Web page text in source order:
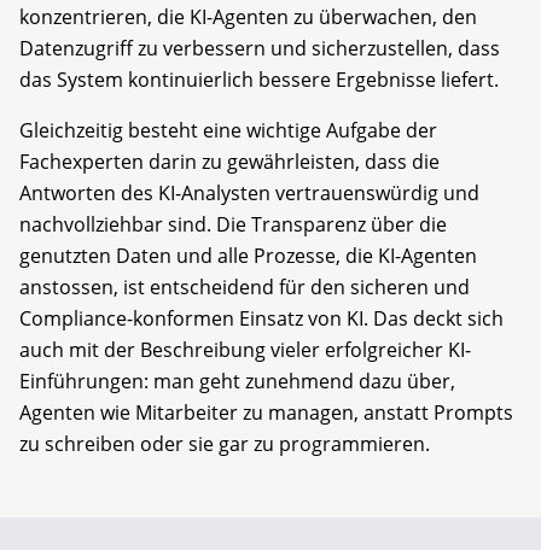
konzentrieren, die KI-Agenten zu überwachen, den
Datenzugriff zu verbessern und sicherzustellen, dass
das System kontinuierlich bessere Ergebnisse liefert.
Gleichzeitig besteht eine wichtige Aufgabe der
Fachexperten darin zu gewährleisten, dass die
Antworten des KI-Analysten vertrauenswürdig und
nachvollziehbar sind. Die Transparenz über die
genutzten Daten und alle Prozesse, die KI-Agenten
anstossen, ist entscheidend für den sicheren und
Compliance-konformen Einsatz von KI. Das deckt sich
auch mit der Beschreibung vieler erfolgreicher KI-
Einführungen: man geht zunehmend dazu über,
Agenten wie Mitarbeiter zu managen, anstatt Prompts
zu schreiben oder sie gar zu programmieren.